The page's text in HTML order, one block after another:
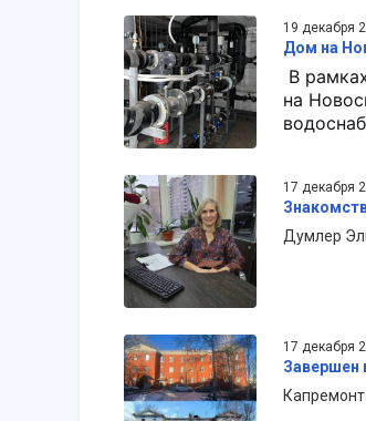
19 декабря
Дом на
В
на
17 декабря
Думлер
17 декабря
Завершен